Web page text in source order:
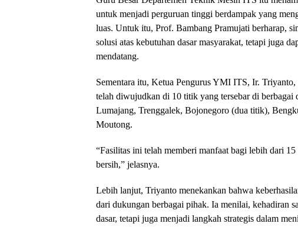
untuk menjadi perguruan tinggi berdampak yang
luas. Untuk itu, Prof. Bambang Pramujati berharap,
solusi atas kebutuhan dasar masyarakat, tetapi juga
mendatang.
Sementara itu, Ketua Pengurus YMI ITS, Ir.
telah diwujudkan di 10 titik yang tersebar di berbagai
Lumajang, Trenggalek, Bojonegoro (dua titik),
Moutong.
“Fasilitas ini telah memberi manfaat bagi lebih dari
bersih,” jelasnya.
Lebih lanjut, Triyanto menekankan bahwa
dari dukungan berbagai pihak. Ia menilai, kehadiran
dasar, tetapi juga menjadi langkah strategis dalam